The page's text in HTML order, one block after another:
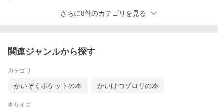
さらに8件のカテゴリを見る
関連ジャンルから探す
カテゴリ
かいぞくポケットの本 かいけつゾロリの本
本サイズ